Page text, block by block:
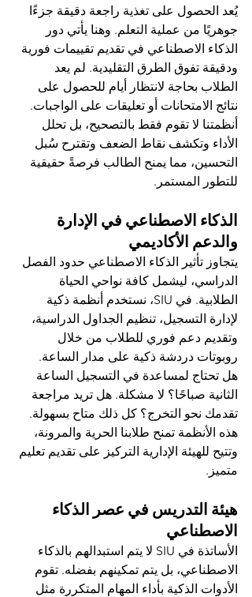
يُعد الحصول على تغذية راجعة دقيقة جزءًا
جوهريًا من عملية التعلم. وهنا يأتي دور
الذكاء الاصطناعي في تقديم تقييمات فورية
ودقيقة تفوق الطرق التقليدية. لم يعد
الطلاب بحاجة لانتظار أيام للحصول على
نتائج الامتحانات أو تعليقات على الواجبات.
أنظمتنا لا تقوم فقط بالتصحيح، بل تحلل
الأداء وتكشف نقاط الضعف وتقترح سُبل
التحسين، مما يمنح الطالب فرصةً حقيقية
للتطور المستمر.
الذكاء الاصطناعي في الإدارة
والدعم الأكاديمي
يتجاوز تأثير الذكاء الاصطناعي حدود الفصل
الدراسي، ليشمل كافة نواحي الحياة
الطلابية. في SIU، نستخدم أنظمة ذكية
لإدارة التسجيل، تنظيم الجداول الدراسية،
وتقديم دعم فوري للطلاب من خلال
روبوتات دردشة ذكية على مدار الساعة.
هل تحتاج لمساعدة في التسجيل الساعة
الثانية صباحًا؟ لا مشكلة. هل تريد مراجعة
تقدمك نحو التخرج؟ كل ذلك متاح بسهولة.
هذه الأنظمة تمنح طلابنا الحرية والمرونة،
وتتيح للهيئة الإدارية التركيز على تقديم تعليم
متميز.
هيئة التدريس في عصر الذكاء
الاصطناعي
الأساتذة في SIU لا يتم استبدالهم بالذكاء
الاصطناعي، بل يتم تمكينهم بفضله. تقوم
الأدوات الذكية بأداء المهام المتكررة مثل